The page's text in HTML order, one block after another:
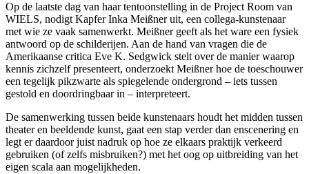
Op de laatste dag van haar tentoonstelling in de Project Room van
WIELS, nodigt Kapfer Inka Meißner uit, een collega-kunstenaar
met wie ze vaak samenwerkt. Meißner geeft als het ware een fysiek
antwoord op de schilderijen. Aan de hand van vragen die de
Amerikaanse critica Eve K. Sedgwick stelt over de manier waarop
kennis zichzelf presenteert, onderzoekt Meißner hoe de toeschouwer
een tegelijk pikzwarte als spiegelende ondergrond – iets tussen
gestold en doordringbaar in – interpreteert.
De samenwerking tussen beide kunstenaars houdt het midden tussen
theater en beeldende kunst, gaat een stap verder dan enscenering en
legt er daardoor juist nadruk op hoe ze elkaars praktijk verkeerd
gebruiken (of zelfs misbruiken?) met het oog op uitbreiding van het
eigen scala aan mogelijkheden.